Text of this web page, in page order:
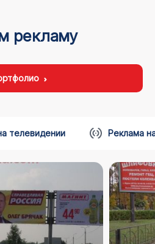
рекламу
телевидении Реклама